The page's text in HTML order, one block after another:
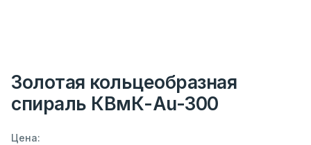
Золотая кольцеобразная
спираль КВмК-Au-300
Цена: